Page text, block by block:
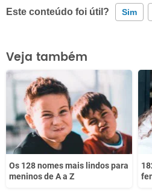
Este conteúdo foi útil? Sim
Este conteúdo contém
Este conteúdo não tem a
Outro
Veja também
Os 128 nomes mais lindos para
meninos de A a Z